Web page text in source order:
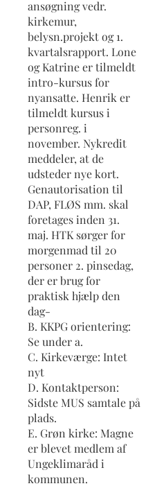
ansøgning vedr.
kirkemur,
belysn.projekt og 1.
kvartalsrapport. Lone
og Katrine er tilmeldt
intro-kursus for
nyansatte. Henrik er
tilmeldt kursus i
personreg. i
november. Nykredit
meddeler, at de
udsteder nye kort.
Genautorisation til
DAP, FLØS mm. skal
foretages inden 31.
maj. HTK sørger for
morgenmad til 20
personer 2. pinsedag,
der er brug for
praktisk hjælp den
dag-
B. KKPG orientering:
Se under a.
C. Kirkeværge: Intet
nyt
D. Kontaktperson:
Sidste MUS samtale på
plads.
E. Grøn kirke: Magne
er blevet medlem af
Ungeklimaråd i
kommunen.